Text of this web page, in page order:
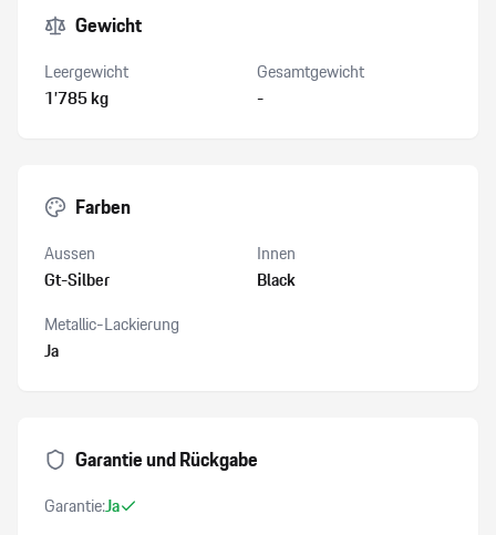
Gewicht
Leergewicht
1’785 kg
Gesamtgewicht
-
Farben
Aussen
Gt-Silber
Innen
Black
Metallic-Lackierung
Ja
Garantie und Rückgabe
Garantie:Ja